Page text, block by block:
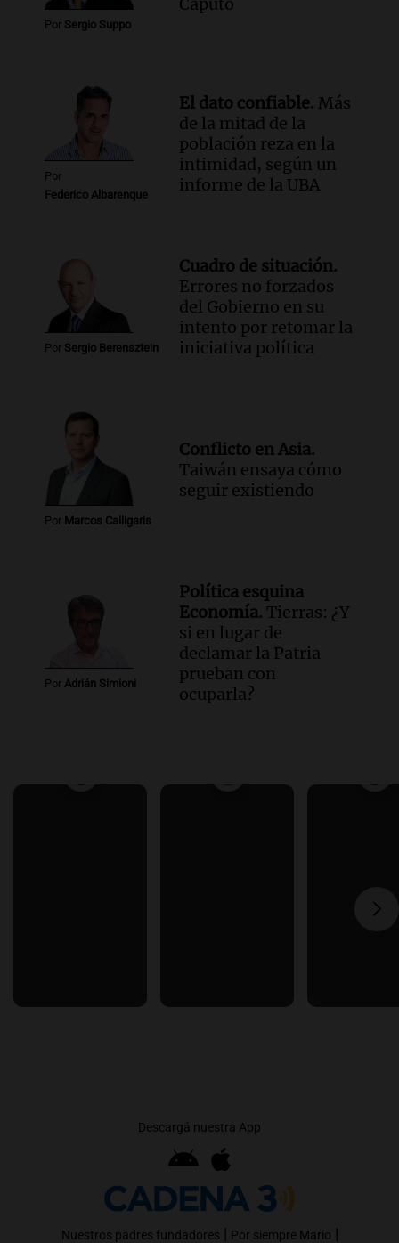
Por Sergio Suppo
Por
Federico Albarenque
El dato confiable. Más
de la mitad de la
población reza en la
intimidad, según un
informe de la UBA
Por Sergio Berensztein
Cuadro de situación.
Errores no forzados
del Gobierno en su
intento por retomar la
iniciativa política
Por Marcos Calligaris
Conflicto en Asia.
Taiwán ensaya cómo
seguir existiendo
Por Adrián Simioni
Política esquina
Economía. Tierras: ¿Y
si en lugar de
declamar la Patria
prueban con
ocuparla?
Descargá nuestra App
Nuestros padres fundadores | Por siempre Mario |